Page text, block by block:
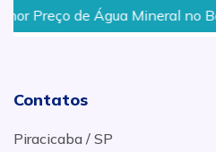
de Água Mineral no Bairro
Contatos
Piracicaba / SP